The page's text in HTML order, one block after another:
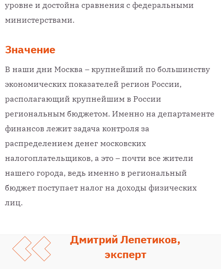
уровне и достойна сравнения с федеральными
министерствами.
Значение
В наши дни Москва – крупнейший по большинству
экономических показателей регион России,
располагающий крупнейшим в России
региональным бюджетом. Именно на департаменте
финансов лежит задача контроля за
распределением денег московских
налогоплательщиков, а это – почти все жители
нашего города, ведь именно в региональный
бюджет поступает налог на доходы физических
лиц.
Дмитрий Лепетиков,
эксперт